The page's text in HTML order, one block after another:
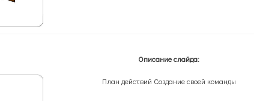
Описание слайда:
План действий Создание своей команды